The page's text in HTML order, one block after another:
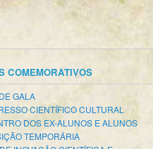
COMEMORATIVOS
GALA
CIENTÍFICO CULTURAL
DOS EX-ALUNOS E ALUNOS
TEMPORÁRIA